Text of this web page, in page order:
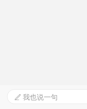
 我也说一句